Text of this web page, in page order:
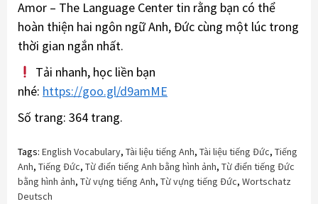
Amor – The Language Center tin rằng bạn có thể
hoàn thiện hai ngôn ngữ Anh, Đức cùng một lúc trong
thời gian ngắn nhất.
Tải nhanh, học liền bạn
nhé: https://goo.gl/d9amME
Số trang: 364 trang.
Tags: English Vocabulary, Tài liệu tiếng Anh, Tài liệu tiếng Đức, Tiếng
Anh, Tiếng Đức, Từ điển tiếng Anh bằng hình ảnh, Từ điển tiếng Đức
bằng hình ảnh, Từ vựng tiếng Anh, Từ vựng tiếng Đức, Wortschatz
Deutsch